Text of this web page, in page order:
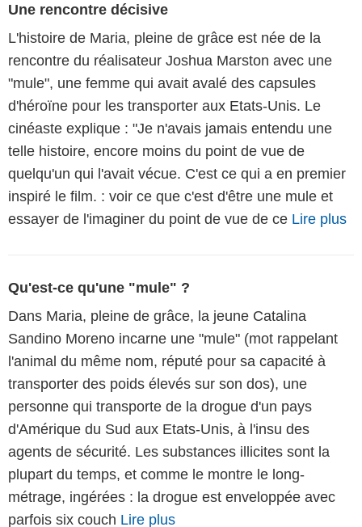
Une rencontre décisive
L'histoire de Maria, pleine de grâce est née de la
rencontre du réalisateur Joshua Marston avec une
"mule", une femme qui avait avalé des capsules
d'héroïne pour les transporter aux Etats-Unis. Le
cinéaste explique : "Je n'avais jamais entendu une
telle histoire, encore moins du point de vue de
quelqu'un qui l'avait vécue. C'est ce qui a en premier
inspiré le film. : voir ce que c'est d'être une mule et
essayer de l'imaginer du point de vue de ce Lire plus
Qu'est-ce qu'une "mule" ?
Dans Maria, pleine de grâce, la jeune Catalina
Sandino Moreno incarne une "mule" (mot rappelant
l'animal du même nom, réputé pour sa capacité à
transporter des poids élevés sur son dos), une
personne qui transporte de la drogue d'un pays
d'Amérique du Sud aux Etats-Unis, à l'insu des
agents de sécurité. Les substances illicites sont la
plupart du temps, et comme le montre le long-
métrage, ingérées : la drogue est enveloppée avec
parfois six couch Lire plus